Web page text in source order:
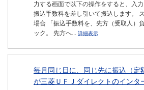
力する画面で以下の操作をすると、入
振込手数料を差し引いて振込します。
場合 「振込手数料を、先方（受取人）
ック。 先方へ... 詳細表示
毎月同じ日に、同じ先に振込（定
が三菱ＵＦＪダイレクトのインタ